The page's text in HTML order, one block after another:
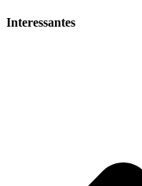
Interessantes